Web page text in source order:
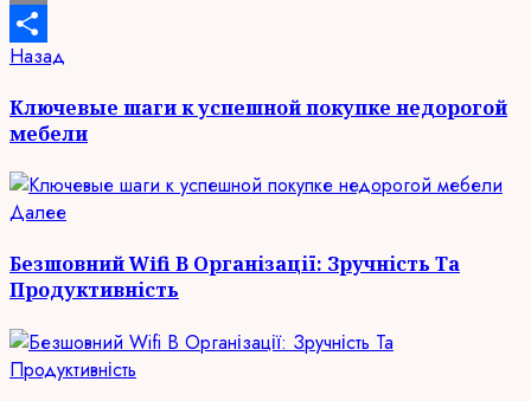
Email
Отправить
Продолжить
чтение
Назад
Ключевые шаги к успешной покупке недорогой
мебели
ДалееСледующая
Безшовний Wifi В Організації: Зручність Та
Продуктивність